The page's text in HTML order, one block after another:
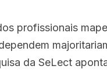
profissionais
da SeLect